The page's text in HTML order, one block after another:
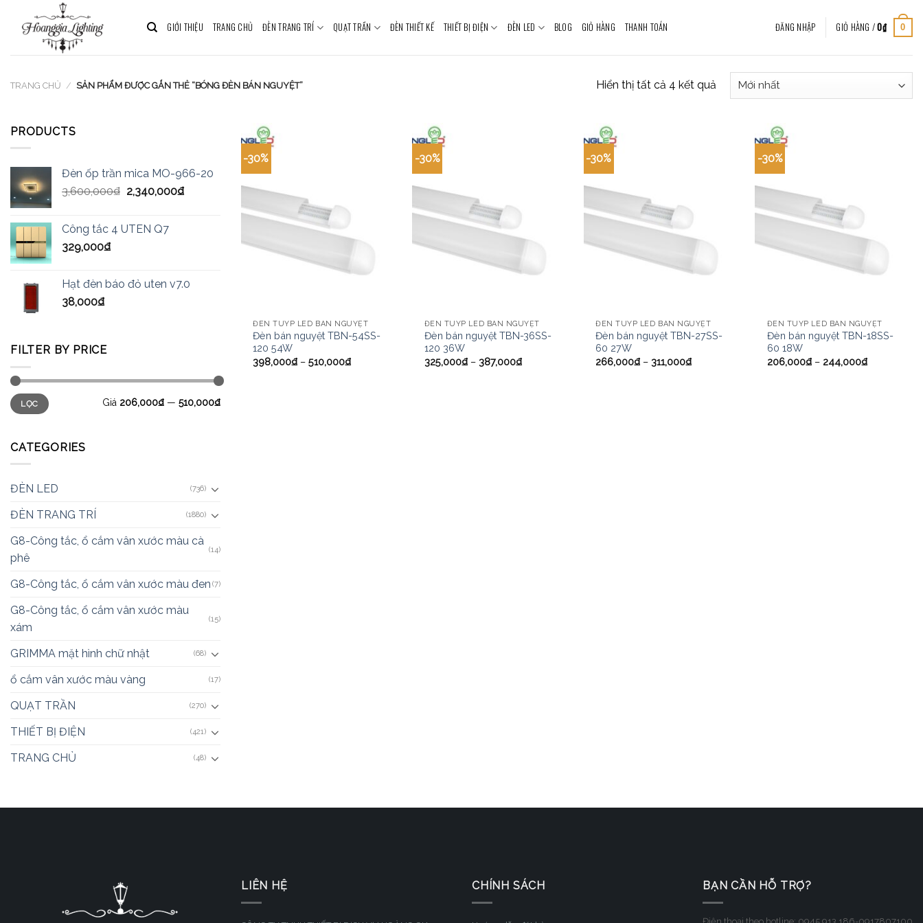
GIỚI THIỆU TRANG CHỦ ĐÈN TRANG TRÍ QUẠT TRẦN ĐÈN THIẾT KẾ THIẾT BỊ ĐIỆN ĐÈN LED BLOG GIỎ HÀNG THANH TOÁN ĐĂNG NHẬP GIỎ HÀNG /0₫ 0
TRANG CHỦ / SẢN PHẨM ĐƯỢC GẮN THẺ “BÓNG ĐÈN BÁN NGUYỆT” Hiển thị tất cả 4 kết quả
PRODUCTS
Đèn ốp trần mica MO-966-20
3,600,000₫ 2,340,000₫
Công tắc 4 UTEN Q7
329,000₫
Hạt đèn báo đỏ uten v7.0
38,000₫
FILTER BY PRICE
LỌC Giá 206,000₫ — 510,000₫
CATEGORIES
ĐÈN LED (736)
ĐÈN TRANG TRÍ (1880)
G8-Công tắc, ổ cắm vân xước màu cà
phê
(14)
G8-Công tắc, ổ cắm vân xước màu đen (7)
G8-Công tắc, ổ cắm vân xước màu
xám
(15)
GRIMMA mặt hình chữ nhật (68)
ổ cắm vân xước màu vàng (17)
QUẠT TRẦN (270)
THIẾT BỊ ĐIỆN (421)
TRANG CHỦ (48)
-30%
ĐÈN TUÝP LED BÁN NGUYỆT
Đèn bán nguyệt TBN-54SS-
120 54W
398,000₫ –510,000₫
-30%
ĐÈN TUÝP LED BÁN NGUYỆT
Đèn bán nguyệt TBN-36SS-
120 36W
325,000₫– 387,000₫
-30%
ĐÈN TUÝP LED BÁN NGUYỆT
Đèn bán nguyệt TBN-27SS-
60 27W
266,000₫ – 311,000₫
-30%
ĐÈN TUÝP LED BÁN NGUYỆT
Đèn bán nguyệt TBN-18SS-
60 18W
206,000₫– 244,000₫
LIÊN HỆ CHÍNH SÁCH BẠN CẦN HỖ TRỢ?